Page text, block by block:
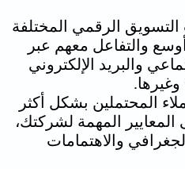
التسويق الرقمي المختلفة
والتفاعل معهم عبر
والبريد الإلكتروني
وغيرها.
المحتملين بشكل أكثر
المعايير المهمة لشركتك،
والاهتمامات